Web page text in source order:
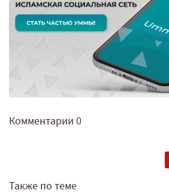
Комментарии 0
Также по теме